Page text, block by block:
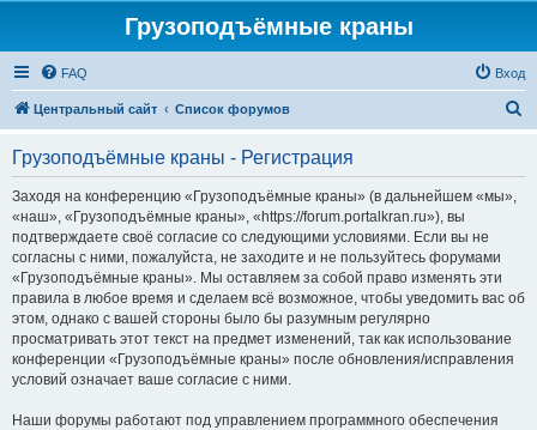
Грузоподъёмные краны
FAQ Вход
Центральный сайт Список форумов
Грузоподъёмные краны - Регистрация
Заходя на конференцию «Грузоподъёмные краны» (в дальнейшем «мы»,
«наш», «Грузоподъёмные краны», «https://forum.portalkran.ru»), вы
подтверждаете своё согласие со следующими условиями. Если вы не
согласны с ними, пожалуйста, не заходите и не пользуйтесь форумами
«Грузоподъёмные краны». Мы оставляем за собой право изменять эти
правила в любое время и сделаем всё возможное, чтобы уведомить вас об
этом, однако с вашей стороны было бы разумным регулярно
просматривать этот текст на предмет изменений, так как использование
конференции «Грузоподъёмные краны» после обновления/исправления
условий означает ваше согласие с ними.
Наши форумы работают под управлением программного обеспечения